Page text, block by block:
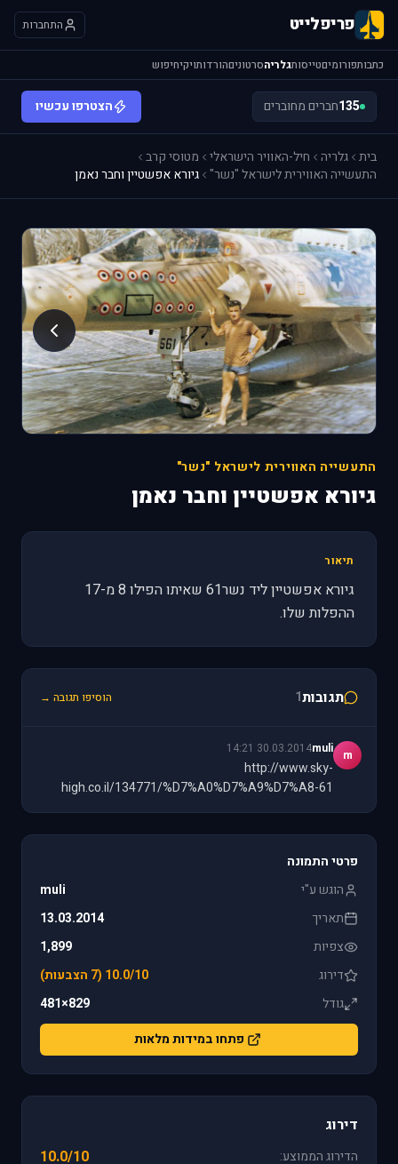
פריפלייט התחברות
כתבותפורומיםטייסותגלריהסרטוניםהורדותויקיחיפוש
135חברים מחוברים הצטרפו עכשיו
בית גלריה חיל-האוויר הישראלי
מטוסי קרב
התעשייה האווירית לישראל "נשר" גיורא אפשטיין וחבר נאמן
התעשייה האווירית לישראל "נשר"
גיורא אפשטיין וחבר נאמן
תיאור
גיורא אפשטיין ליד נשר61 שאיתו הפילו 8 מ-17
ההפלות שלו.
תגובות1 הוסיפו תגובה →
m
muli
30.03.2014 14:21
http://www.sky-
high.co.il/134771/%D7%A0%D7%A9%D7%A8-61
פרטי התמונה
הוגש ע"י
muli
תאריך
13.03.2014
צפיות
1,899
דירוג
10.0/10 (7 הצבעות)
גודל
829×481
פתחו במידות מלאות
דירוג
הדירוג הממוצע: 10.0/10